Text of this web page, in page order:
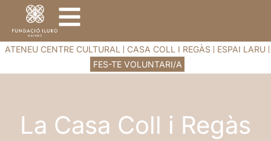
ATENEU CENTRE CULTURAL CASA COLL I REGÀS
ESPAI LARU
FES-TE VOLUNTARI/A
La Casa Coll i Regàs